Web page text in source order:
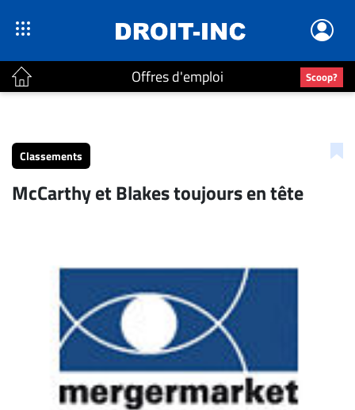
Offres d'emploi Scoop?
Accueil
Continu
Conseillers
Campus
Carrière
CARRIÈRE
Classements
McCarthy et Blakes toujours en tête